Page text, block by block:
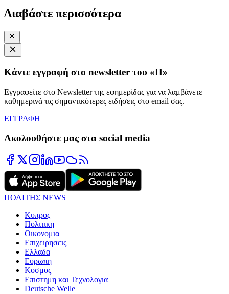
Διαβάστε περισσότερα
Κάντε εγγραφή στο newsletter του «Π»
Εγγραφείτε στο Newsletter της εφημερίδας για να λαμβάνετε
καθημερινά τις σημαντικότερες ειδήσεις στο email σας.
ΕΓΓΡΑΦΗ
Ακολουθήστε μας στα social media
ΠΟΛΙΤΗΣ NEWS
Κυπρος
Πολιτικη
Οικονομια
Επιχειρησεις
Ελλαδα
Ευρωπη
Κοσμος
Επιστημη και Τεχνολογια
Deutsche Welle